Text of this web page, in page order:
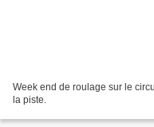
Week end de roulage sur le
la piste.